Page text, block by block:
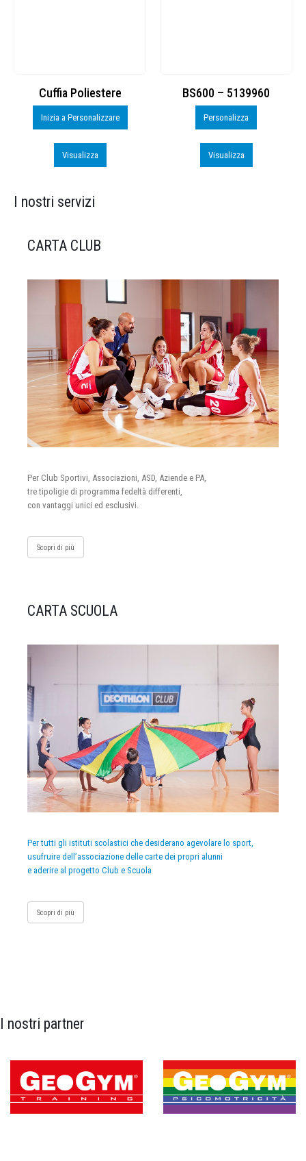
Cuffia Poliestere
Inizia a Personalizzare
Visualizza
BS600 – 5139960
Personalizza
Visualizza
I nostri servizi
CARTA CLUB
Per Club Sportivi, Associazioni, ASD, Aziende e PA,
tre tipoligie di programma fedeltà differenti,
con vantaggi unici ed esclusivi.
Scopri di più
CARTA SCUOLA
Per tutti gli istituti scolastici che desiderano agevolare lo sport,
usufruire dell’associazione delle carte dei propri alunni
e aderire al progetto Club e Scuola
Scopri di più
I nostri partner